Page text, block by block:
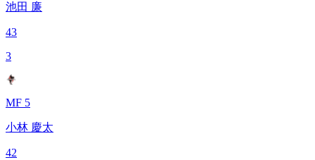
池田 廉
43
3
MF 5
小林 慶太
42